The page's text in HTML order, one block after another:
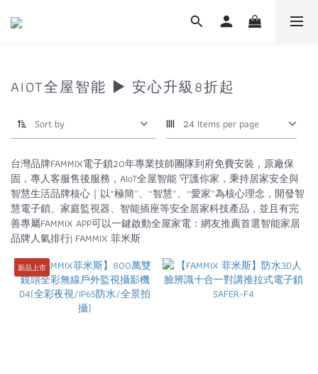
AIOT全屋智能 ▶ 安心升級8折起
Sort by 24 Items per page
台灣品牌FAMMIX電子鎖20年專業技師團隊到府免費安裝，原廠保
固，專人客服售後服務，AIoT全屋智能 守護你家，秉持居家安全與
智慧生活品牌核心｜以“極簡”、“智慧”、“愛家”為核心理念，開發智
慧電子鎖、家庭監視器、智能插座等安全居家科技產品，並且有完
善專屬FAMMIX APP可以一鍵啟動全屋家電：網友推薦首選智能家居
品牌人氣排行| FAMMIX 菲米斯
新品上市